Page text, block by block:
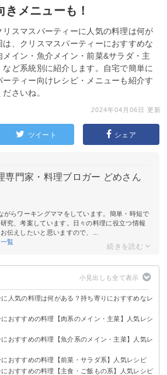
メニューも！
リスマスパーティーに人気の料理は何が
、クリスマスパーティーにおすすめな
イン・魚介メイン・前菜&サラダ・主
ど系統別に紹介します。自宅で簡単に
ティー向けレシピ・メニューも紹介す
さいね。
2024年04月06日 更新
ツイート シェア
専門家・料理ブロガー どめさん
がらワーキングママをしています。簡単・時短で
究、考案しています。日々の料理に役立つ情報
伝えしたいと思いますので、...
覧
人気の料理は何がある？持ち寄りにおすすめなレ
おすすめの料理【肉系のメイン・主菜】人気レシ
ブ
ン
ートローフ
チキン
おすすめの料理【魚介系のメイン・主菜】人気レ
ロのポキ
ドマリネ
おすすめの料理【前菜・サラダ系】人気レシピ
バター
テ
ブサラダ
スケッタ
ューのカナッペ
おすすめの料理【主食・ご飯もの系】人気レシピ